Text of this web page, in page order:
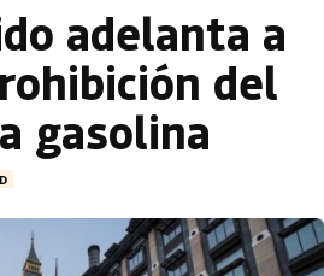
adelanta a
del
gasolina